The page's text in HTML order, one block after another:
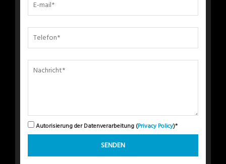
Autorisierung der Datenverarbeitung (Privacy Policy)*